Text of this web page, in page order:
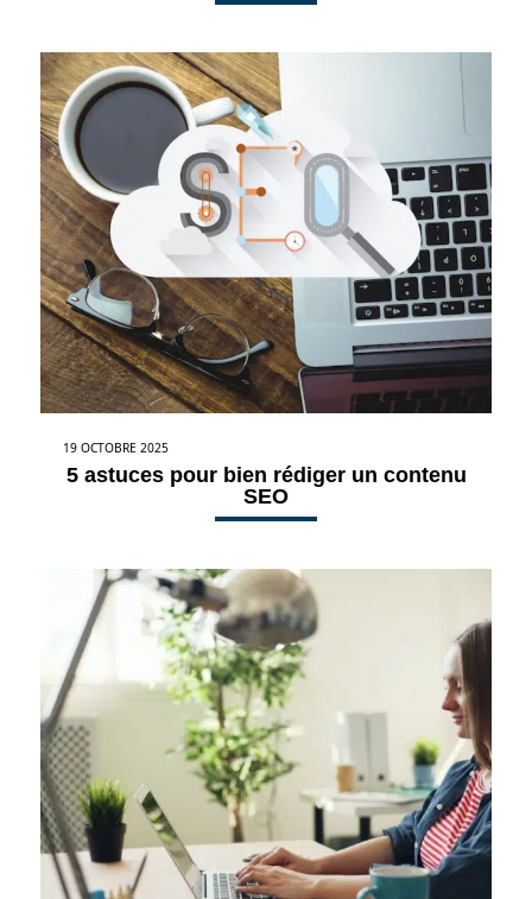
19 OCTOBRE 2025
5 astuces pour bien rédiger un contenu
SEO